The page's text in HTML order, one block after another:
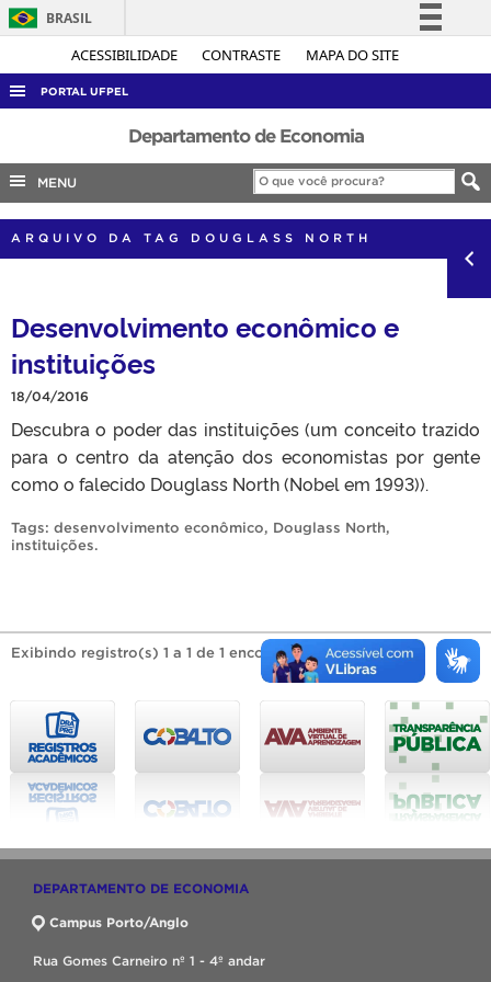
ACESSIBILIDADE CONTRASTE MAPA DO SITE
BRASIL
Simplifique!
Legislação
Canais
PORTAL UFPEL
ACESSO À INFORMAÇÃO
AUDITORIA
COBALTO
CONCURSOS
OUVIDORIA
PORTARIAS
TELEFONES
Departamento de Economia
MENU
ARQUIVO DA TAG DOUGLASS NORTH
Desenvolvimento econômico e
instituições
18/04/2016
Descubra o poder das instituições (um conceito trazido
para o centro da atenção dos economistas por gente
como o falecido Douglass North (Nobel em 1993)).
Tags: desenvolvimento econômico, Douglass North,
instituições.
Exibindo registro(s) 1 a 1 de 1 encontrado(s).
DEPARTAMENTO DE ECONOMIA
Campus Porto/Anglo
Rua Gomes Carneiro nº 1 - 4º andar